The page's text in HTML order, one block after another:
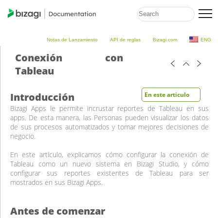
Notas de Lanzamiento API de reglas Bizagi.com ENG